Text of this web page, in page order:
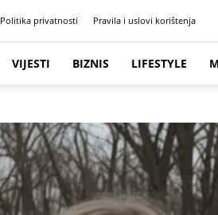
Politika privatnosti Pravila i uslovi korištenja
VIJESTI BIZNIS LIFESTYLE